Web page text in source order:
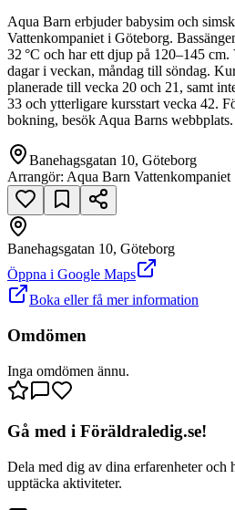
Aqua Barn erbjuder babysim och
Vattenkompaniet i Göteborg.
32 °C och har ett djup på 120–145 cm.
dagar i veckan, måndag till söndag.
planerade till vecka 20 och 21, samt
33 och ytterligare kursstart vecka 42.
bokning, besök Aqua Barns webbplats.
Banehagsgatan 10, Göteborg
Arrangör: Aqua Barn Vattenkompaniet
Banehagsgatan
Banehagsgatan 10, Göteborg
Öppna i Google Maps
Boka eller få mer information
Omdömen
Inga omdömen ännu.
Gå med i Föräldraledig.se!
Dela med dig av dina erfarenheter och
upptäcka aktiviteter.